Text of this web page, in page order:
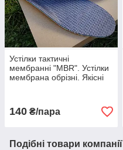
Устілки тактичні
мембранні "MBR". Устілки
мембрана обрізні. Якісні
140 ₴/пара
Подібні товари компанії